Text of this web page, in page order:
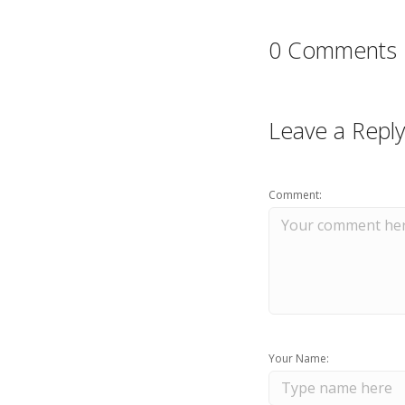
0 Comments
Leave a Reply
Comment:
Your Name: